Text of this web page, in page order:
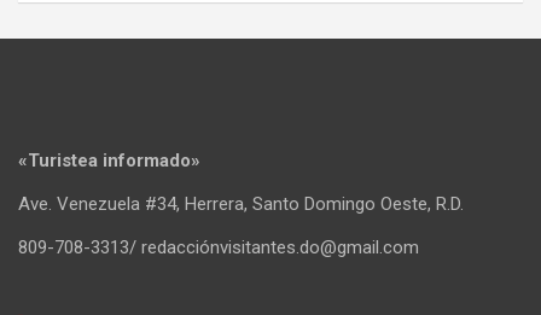
«Turistea informado»
Ave. Venezuela #34, Herrera, Santo Domingo Oeste, R.D.
809-708-3313/ redacciónvisitantes.do@gmail.com